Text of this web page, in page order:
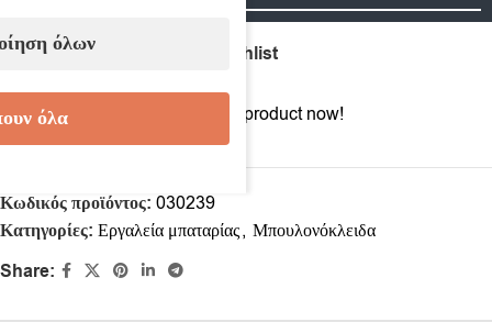
Compare Add to wishlist
12 People watching this product now!
Κωδικός προϊόντος: 030239
Κατηγορίες: Εργαλεία μπαταρίας, Μπουλονόκλειδα
Share:
όλων
όλα